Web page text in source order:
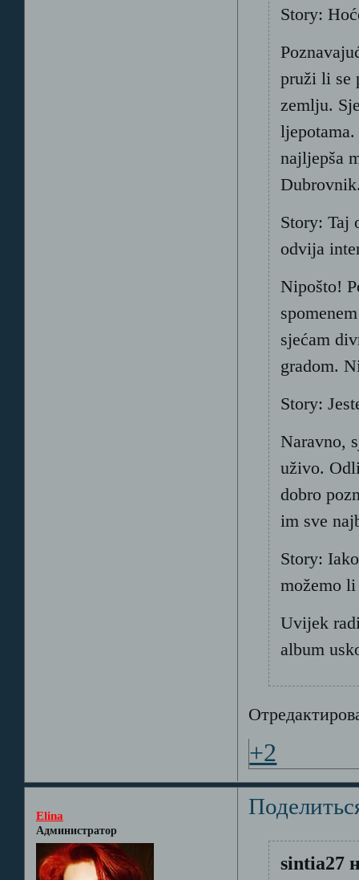
Story:
pruži li se
zemlju.
najljepša
Story: Taj
odvija
Nipošto!
sjećam
gradom.
Story:
Naravno,
uživo.
dobro
im sve
Story:
možemo
Uvijek
album
+2
Elina
Администратор
sintia27